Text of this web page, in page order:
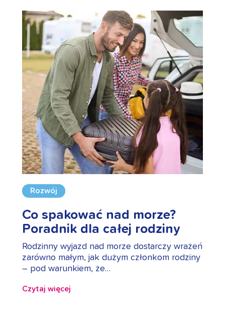
Rozwój
Co spakować nad morze?
Poradnik dla całej rodziny
Rodzinny wyjazd nad morze dostarczy wrażeń
zarówno małym, jak dużym członkom rodziny
– pod warunkiem, że…
Czytaj więcej